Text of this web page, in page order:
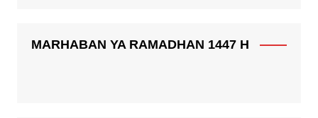
MARHABAN YA RAMADHAN 1447 H